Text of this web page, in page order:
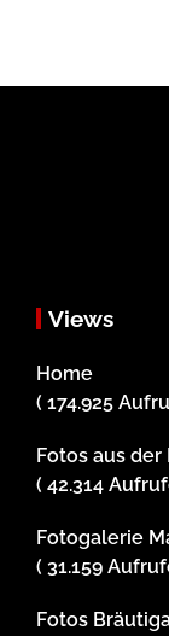
Views
Home
( 174.925
Fotos aus
( 42.314
Fotogalerie
( 31.159
Fotos